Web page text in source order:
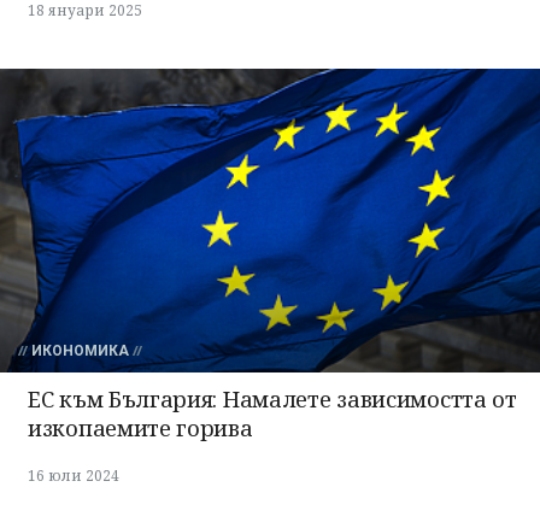
18 януари 2025
ИКОНОМИКА
ЕС към България: Намалете зависимостта от
изкопаемите горива
16 юли 2024